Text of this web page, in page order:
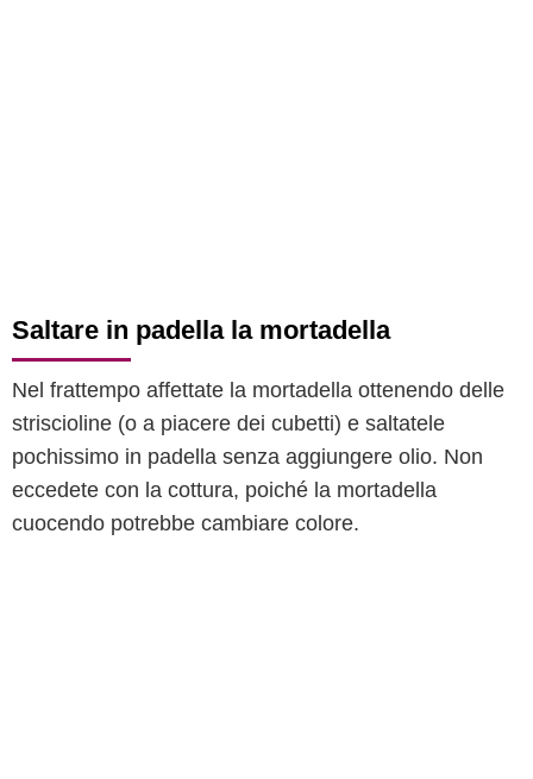
Saltare in padella la mortadella
Nel frattempo affettate la mortadella ottenendo delle
striscioline (o a piacere dei cubetti) e saltatele
pochissimo in padella senza aggiungere olio. Non
eccedete con la cottura, poiché la mortadella
cuocendo potrebbe cambiare colore.